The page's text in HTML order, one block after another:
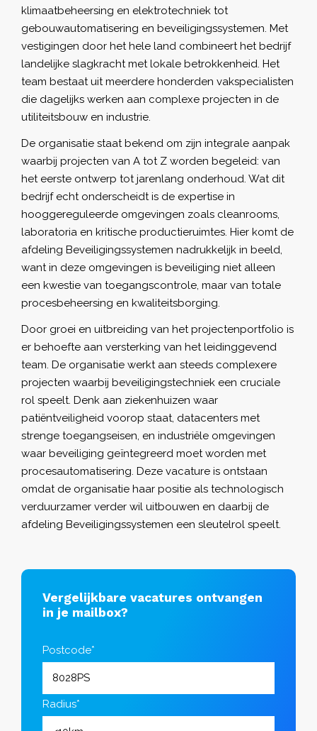
klimaatbeheersing en elektrotechniek tot
gebouwautomatisering en beveiligingssystemen. Met
vestigingen door het hele land combineert het bedrijf
landelijke slagkracht met lokale betrokkenheid. Het
team bestaat uit meerdere honderden vakspecialisten
die dagelijks werken aan complexe projecten in de
utiliteitsbouw en industrie.
De organisatie staat bekend om zijn integrale aanpak
waarbij projecten van A tot Z worden begeleid: van
het eerste ontwerp tot jarenlang onderhoud. Wat dit
bedrijf echt onderscheidt is de expertise in
hooggereguleerde omgevingen zoals cleanrooms,
laboratoria en kritische productieruimtes. Hier komt de
afdeling Beveiligingssystemen nadrukkelijk in beeld,
want in deze omgevingen is beveiliging niet alleen
een kwestie van toegangscontrole, maar van totale
procesbeheersing en kwaliteitsborging.
Door groei en uitbreiding van het projectenportfolio is
er behoefte aan versterking van het leidinggevend
team. De organisatie werkt aan steeds complexere
projecten waarbij beveiligingstechniek een cruciale
rol speelt. Denk aan ziekenhuizen waar
patiëntveiligheid voorop staat, datacenters met
strenge toegangseisen, en industriële omgevingen
waar beveiliging geïntegreerd moet worden met
procesautomatisering. Deze vacature is ontstaan
omdat de organisatie haar positie als technologisch
verduurzamer verder wil uitbouwen en daarbij de
afdeling Beveiligingssystemen een sleutelrol speelt.
Vergelijkbare vacatures ontvangen
in je mailbox?
Postcode*
Radius*